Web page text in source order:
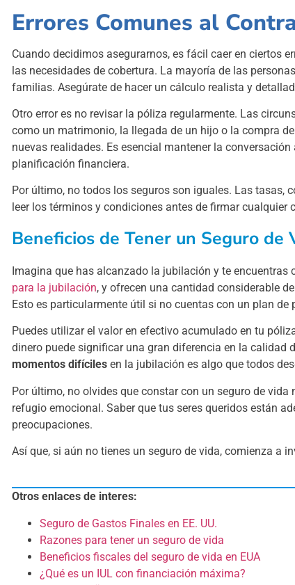
Errores Comunes al
Cuando decidimos asegurarnos, es fácil caer en ciertos
las necesidades de cobertura. La mayoría de las
familias. Asegúrate de hacer un cálculo realista y
Otro error es no revisar la póliza regularmente. Las
como un matrimonio, la llegada de un hijo o la compra
nuevas realidades. Es esencial mantener la conversación
planificación financiera.
Por último, no todos los seguros son iguales. Las tasas,
leer los términos y condiciones antes de firmar cualquier
Beneficios de Tener un Seguro de
Imagina que has alcanzado la jubilación y te
para la jubilación, y ofrecen una cantidad considerable
Esto es particularmente útil si no cuentas con un plan
Puedes utilizar el valor en efectivo acumulado en tu
dinero puede significar una gran diferencia en la calidad
momentos difíciles en la jubilación es algo que todos
Por último, no olvides que constar con un seguro de
refugio emocional. Saber que tus seres queridos están
preocupaciones.
Así que, si aún no tienes un seguro de vida, comienza a
Otros enlaces de interes:
Seguro de Gastos Finales en EE. UU.
Razones para tener un seguro de vida
Beneficios fiscales del seguro de vida en EUA
¿Qué es un IUL con financiación máxima?